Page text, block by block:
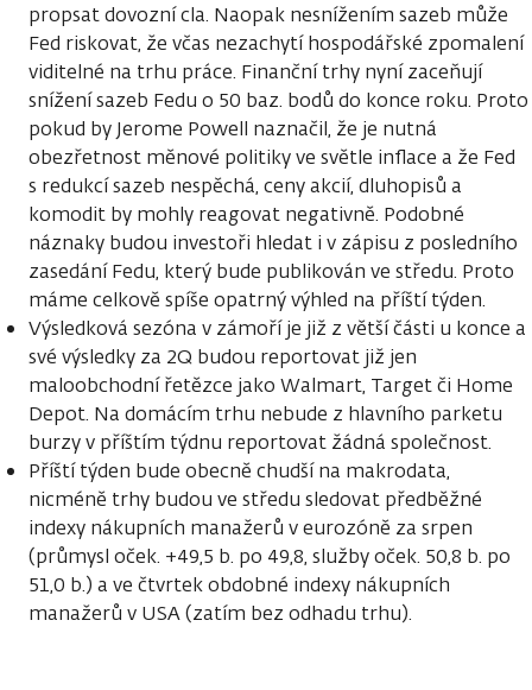
propsat dovozní cla. Naopak nesnížením sazeb může
Fed riskovat, že včas nezachytí hospodářské zpomalení
viditelné na trhu práce. Finanční trhy nyní zaceňují
snížení sazeb Fedu o 50 baz. bodů do konce roku. Proto
pokud by Jerome Powell naznačil, že je nutná
obezřetnost měnové politiky ve světle inflace a že Fed
s redukcí sazeb nespěchá, ceny akcií, dluhopisů a
komodit by mohly reagovat negativně. Podobné
náznaky budou investoři hledat i v zápisu z posledního
zasedání Fedu, který bude publikován ve středu. Proto
máme celkově spíše opatrný výhled na příští týden.
Výsledková sezóna v zámoří je již z větší části u konce a
své výsledky za 2Q budou reportovat již jen
maloobchodní řetězce jako Walmart, Target či Home
Depot. Na domácím trhu nebude z hlavního parketu
burzy v příštím týdnu reportovat žádná společnost.
Příští týden bude obecně chudší na makrodata,
nicméně trhy budou ve středu sledovat předběžné
indexy nákupních manažerů v eurozóně za srpen
(průmysl oček. +49,5 b. po 49,8, služby oček. 50,8 b. po
51,0 b.) a ve čtvrtek obdobné indexy nákupních
manažerů v USA (zatím bez odhadu trhu).